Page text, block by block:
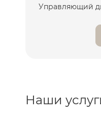
Управляющий
Наши